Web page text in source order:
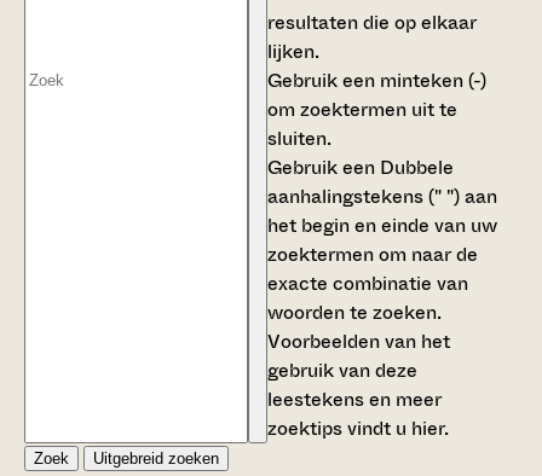
resultaten die op elkaar
lijken.
Gebruik een minteken (-)
om zoektermen uit te
sluiten.
Gebruik een Dubbele
aanhalingstekens (" ")aan
het begin en einde van uw
zoektermen om naar de
exacte combinatie van
woorden te zoeken.
Voorbeelden van het
gebruik van deze
leestekens en meer
zoektips vindt u hier.
Zoek Uitgebreid zoeken